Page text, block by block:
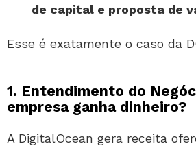
de capital e proposta de
Esse é exatamente o caso da
1. Entendimento do
empresa ganha dinheiro?
A DigitalOcean gera receita